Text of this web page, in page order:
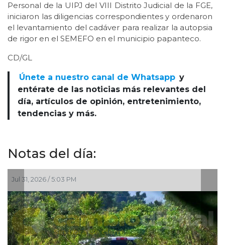
Personal de la UIPJ del VIII Distrito Judicial de la FGE,
iniciaron las diligencias correspondientes y ordenaron
el levantamiento del cadáver para realizar la autopsia
de rigor en el SEMEFO en el municipio papanteco.
CD/GL
Únete a nuestro canal de Whatsapp y
entérate de las noticias más relevantes del
día, artículos de opinión, entretenimiento,
tendencias y más.
Notas del día:
31, 2026 / 5:03 PM